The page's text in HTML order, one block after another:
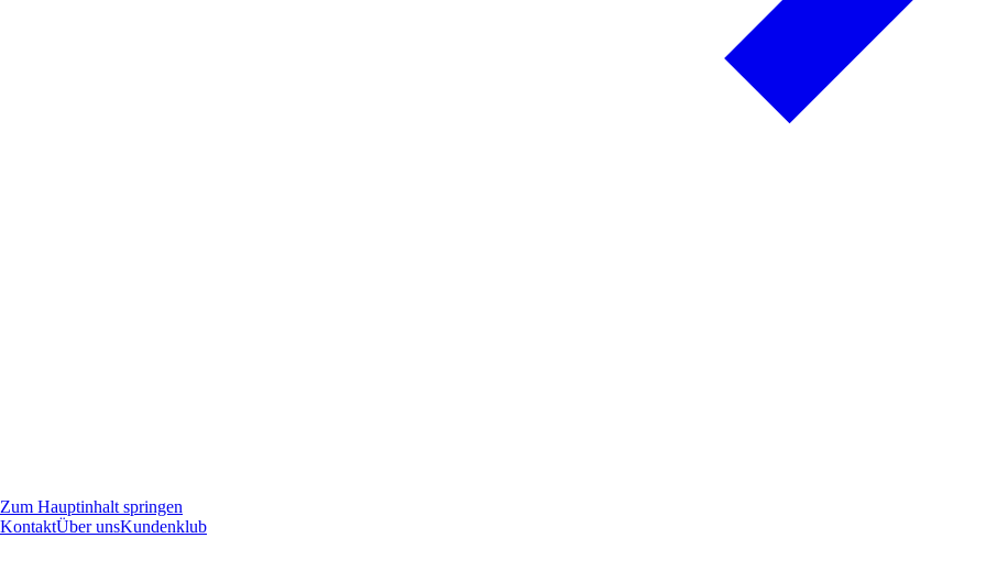
Zum Hauptinhalt springen
KontaktÜber unsKundenklub